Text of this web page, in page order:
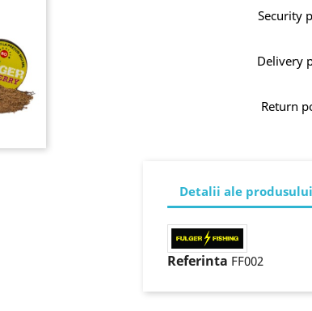
Security
Delivery
Return
Detalii ale produsului
Referinta FF002